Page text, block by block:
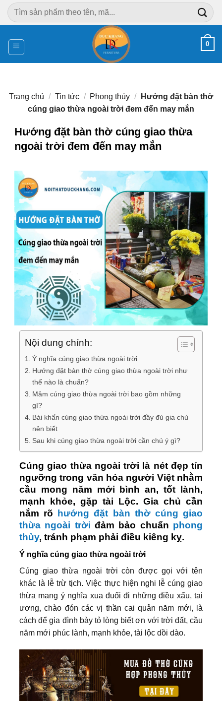
Chuyển
đến
dung
Tìm
kiếm:
0
Trang chủ / Tin tức / Phong thủy /
Hướng đặt bàn thờ
cúng giao thừa ngoài trời đem đến may mắn
Hướng đặt bàn thờ cúng giao thừa
ngoài trời đem đến may mắn
Nội dung chính:
Ý nghĩa cúng giao thừa ngoài trời
Hướng đặt bàn thờ cúng giao thừa ngoài trời như
thế nào là chuẩn?
Mâm cúng giao thừa ngoài trời bao gồm những
gì?
Bài khấn cúng giao thừa ngoài trời đầy đủ gia chủ
nên biết
Sau khi cúng giao thừa ngoài trời cần chú ý gì?
Cúng giao thừa ngoài trời là nét đẹp tín
ngưỡng trong văn hóa người Việt nhằm
cầu mong năm mới bình an, tốt lành,
mạnh khỏe, gặp tài Lộc. Gia chủ cần
nắm rõ
hướng đặt bàn thờ cúng giao
thừa ngoài trời đảm bảo chuẩn phong
thủy, tránh phạm phải điều kiêng kỵ.
Ý nghĩa cúng giao thừa ngoài trời
Cúng giao thừa ngoài trời còn được gọi với tên
khác là lễ trừ tịch. Việc thực hiện nghi lễ cúng giao
thừa mang ý nghĩa xua đuổi đi những điều xấu, tai
ương, chào đón các vị thần cai quản năm mới, là
cách để gia đình bày tỏ lòng biết ơn với trời đất, cầu
năm mới phúc lành, mạnh khỏe, tài lộc dồi dào.